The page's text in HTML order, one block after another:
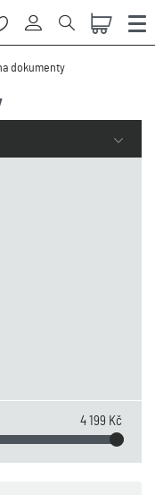
dokumenty
4 199 Kč